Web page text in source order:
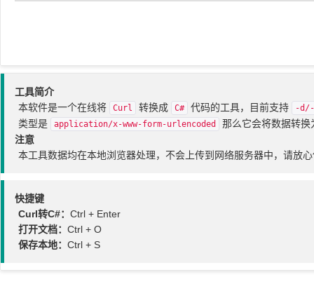
工具简介
本软件是一个在线将
Curl 转换成 C# 代码的工具，目前支持 -
类型是 application/x-www-form-urlencoded
那么它会将数据转
注意
本工具数据均在本地浏览器处理，不会上传到网络服务器中，请放
快捷键
Curl转C#： Ctrl + Enter
打开文档： Ctrl + O
保存本地： Ctrl + S